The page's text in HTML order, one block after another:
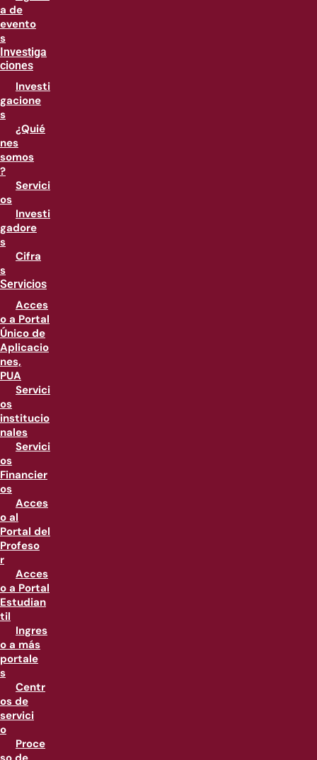
a de
evento
s
Investiga
ciones
Investi
gacione
s
¿Quié
nes
somos
?
Servici
os
Investi
gadore
s
Cifra
s
Servicios
Acces
o a Portal
Único de
Aplicacio
nes,
PUA
Servici
os
institucio
nales
Servici
os
Financier
os
Acces
o al
Portal del
Profeso
r
Acces
o a Portal
Estudian
til
Ingres
o a más
portale
s
Centr
os de
servici
o
Proce